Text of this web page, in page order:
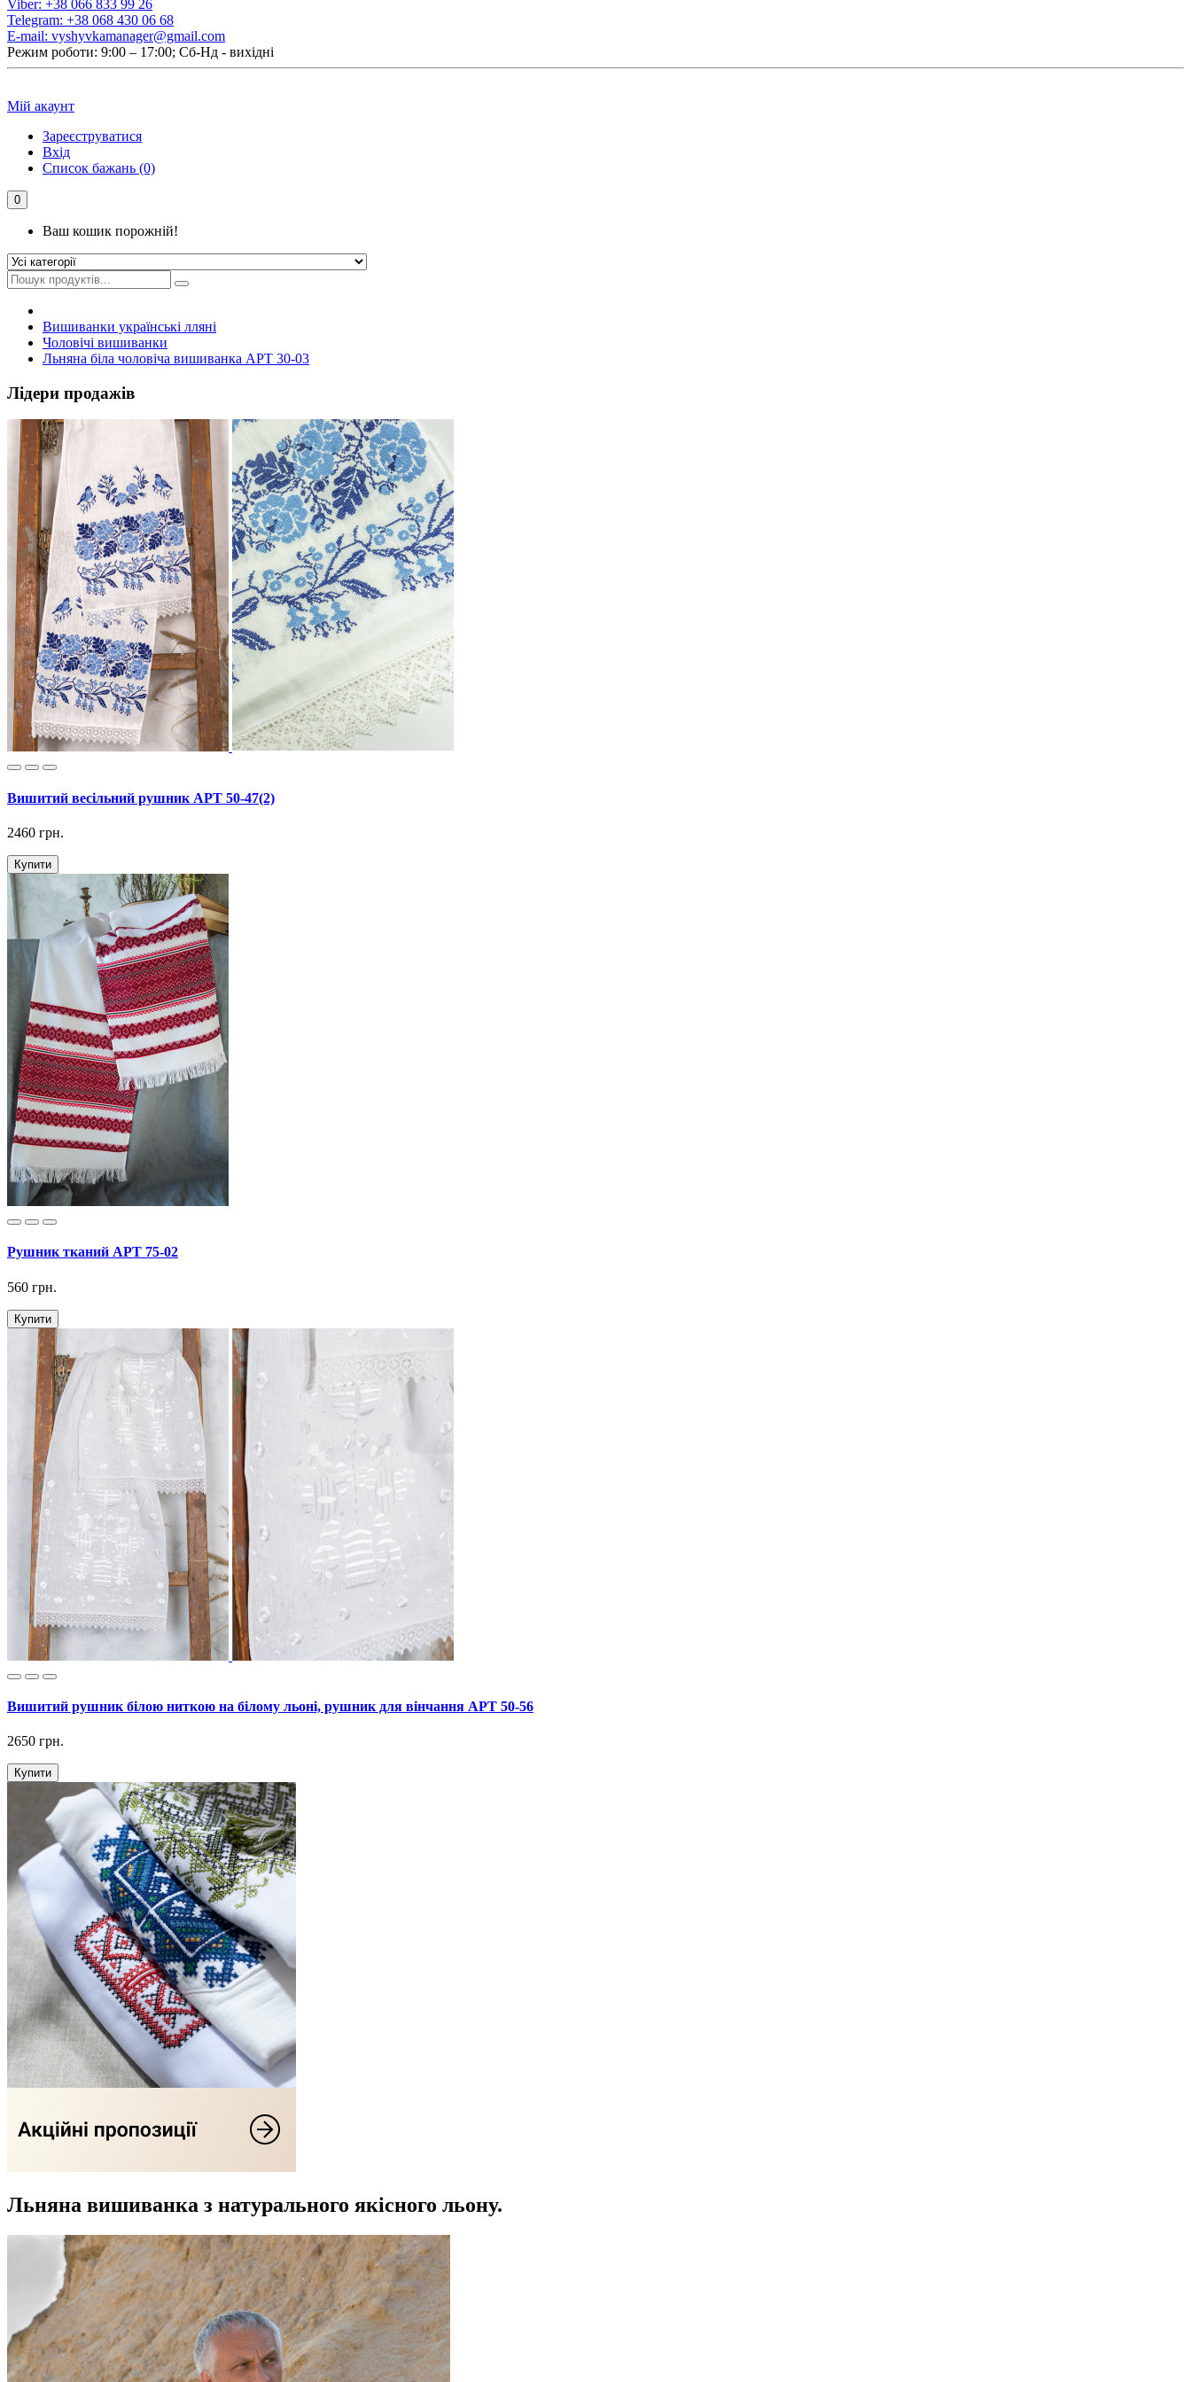
Viber: +38 066 833 99 26
Telegram: +38 068 430 06 68
E-mail: vyshyvkamanager@gmail.com
Режим роботи: 9:00 – 17:00; Сб-Нд - вихідні
Мій акаунт
Зареєструватися
Вхід
Список бажань (0)
0
Ваш кошик порожній!
Вишиванки українські лляні
Чоловічі вишиванки
Льняна біла чоловіча вишиванка АРТ 30-03
Лідери продажів
Вишитий весільний рушник АРТ 50-47(2)
2460 грн.
Купити
Рушник тканий АРТ 75-02
560 грн.
Купити
Вишитий рушник білою ниткою на білому льоні, рушник для вінчання АРТ 50-56
2650 грн.
Купити
Льняна вишиванка з натурального якісного льону.